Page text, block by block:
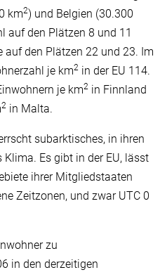
km2) und Belgien (30.300
auf den Plätzen 8 und 11
auf den Plätzen 22 und 23. Im
je km2 in der EU 114.
je km2 in Finnland
2 in Malta.
subarktisches, in ihren
Es gibt in der EU, lässt
ihrer Mitgliedstaaten
Zeitzonen, und zwar UTC 0
zu
in den derzeitigen